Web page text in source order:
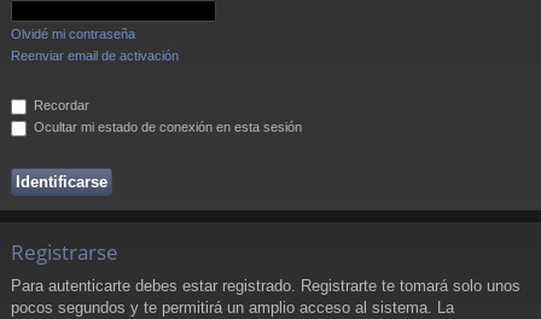
Olvidé mi contraseña
Reenviar email de activación
Recordar
Ocultar mi estado de conexión en esta sesión
Registrarse
Para autenticarte debes estar registrado. Registrarte te tomará solo unos
pocos segundos y te permitirá un amplio acceso al sistema. La